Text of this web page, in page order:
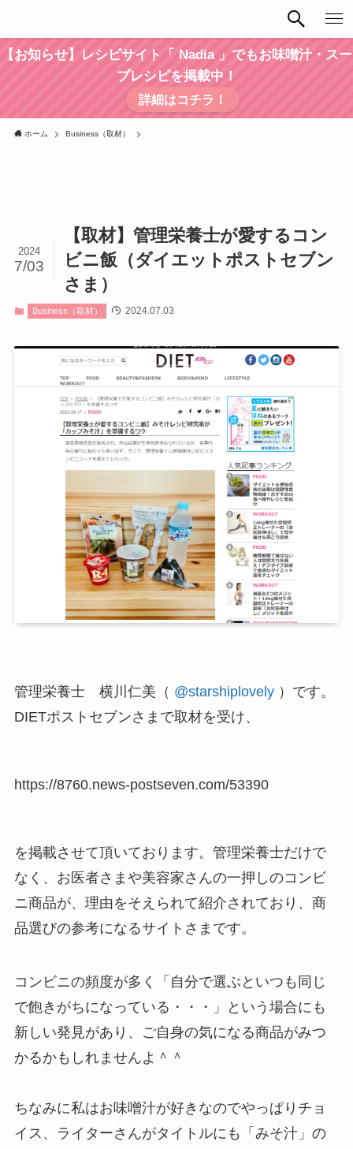
【お知らせ】レシピサイト「 Nadia 」でもお味噌汁・スー
プレシピを掲載中！
詳細はコチラ！
ホーム Business（取材）
【取材】管理栄養士が愛するコン
ビニ飯（ダイエットポストセブン
さま）
2024
7/03
Business（取材） 2024.07.03
管理栄養士 横川仁美（ @starshiplovely）です。
DIETポストセブンさまで取材を受け、
https://8760.news-postseven.com/53390
を掲載させて頂いております。管理栄養士だけで
なく、お医者さまや美容家さんの一押しのコンビ
ニ商品が、理由をそえられて紹介されており、商
品選びの参考になるサイトさまです。
コンビニの頻度が多く「自分で選ぶといつも同じ
で飽きがちになっている・・・」という場合にも
新しい発見があり、ご自身の気になる商品がみつ
かるかもしれませんよ＾＾
ちなみに私はお味噌汁が好きなのでやっぱりチョ
イス、ライターさんがタイトルにも「みそ汁」の